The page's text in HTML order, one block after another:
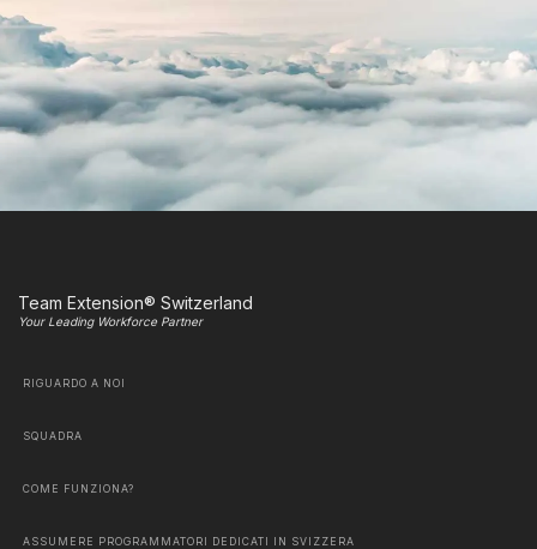
Team Extension® Switzerland
Your Leading Workforce Partner
RIGUARDO A NOI
SQUADRA
COME FUNZIONA?
ASSUMERE PROGRAMMATORI DEDICATI IN SVIZZERA